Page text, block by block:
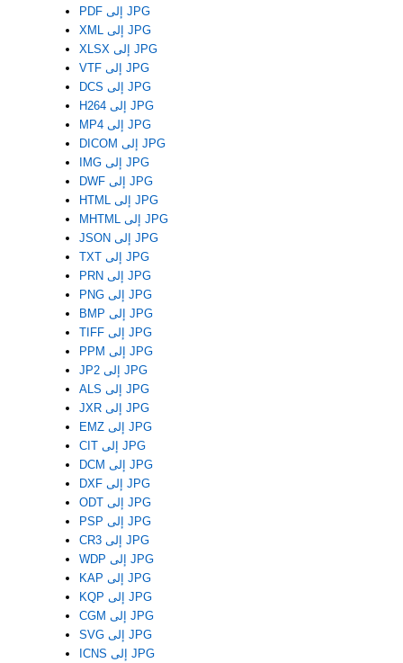
PDF إلى JPG
XML إلى JPG
XLSX إلى JPG
VTF إلى JPG
DCS إلى JPG
H264 إلى JPG
MP4 إلى JPG
DICOM إلى JPG
IMG إلى JPG
DWF إلى JPG
HTML إلى JPG
MHTML إلى JPG
JSON إلى JPG
TXT إلى JPG
PRN إلى JPG
PNG إلى JPG
BMP إلى JPG
TIFF إلى JPG
PPM إلى JPG
JP2 إلى JPG
ALS إلى JPG
JXR إلى JPG
EMZ إلى JPG
CIT إلى JPG
DCM إلى JPG
DXF إلى JPG
ODT إلى JPG
PSP إلى JPG
CR3 إلى JPG
WDP إلى JPG
KAP إلى JPG
KQP إلى JPG
CGM إلى JPG
SVG إلى JPG
ICNS إلى JPG